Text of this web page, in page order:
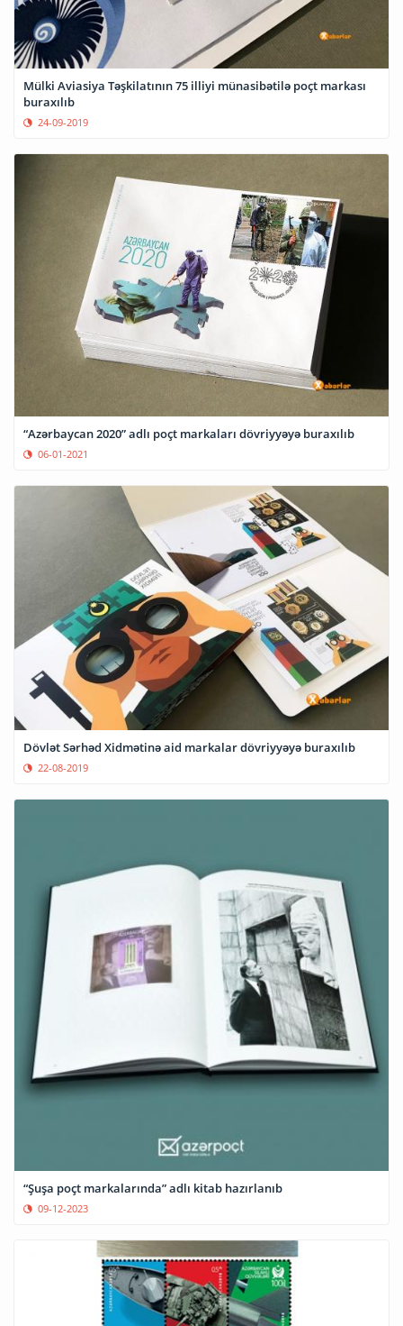
Mülki Aviasiya Təşkilatının 75 illiyi münasibətilə poçt markası
buraxılıb
24-09-2019
“Azərbaycan 2020” adlı poçt markaları dövriyyəyə buraxılıb
06-01-2021
Dövlət Sərhəd Xidmətinə aid markalar dövriyyəyə buraxılıb
22-08-2019
“Şuşa poçt markalarında” adlı kitab hazırlanıb
09-12-2023